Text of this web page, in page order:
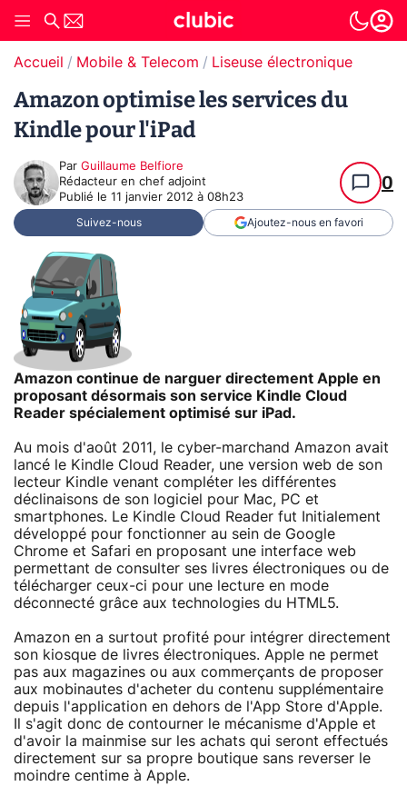
Accueil Mobile & Telecom Liseuse électronique
Amazon optimise les services du
Kindle pour l'iPad
Par Guillaume Belfiore
Rédacteur en chef adjoint
Publié le 11 janvier 2012 à 08h23
0
Suivez-nous Ajoutez-nous en favori
Amazon continue de narguer directement Apple en
proposant désormais son service Kindle Cloud
Reader spécialement optimisé sur iPad.
Au mois d'août 2011, le cyber-marchand Amazon avait
lancé le Kindle Cloud Reader, une version web de son
lecteur Kindle venant compléter les différentes
déclinaisons de son logiciel pour Mac, PC et
smartphones. Le Kindle Cloud Reader fut Initialement
développé pour fonctionner au sein de Google
Chrome et Safari en proposant une interface web
permettant de consulter ses livres électroniques ou de
télécharger ceux-ci pour une lecture en mode
déconnecté grâce aux technologies du HTML5.
Amazon en a surtout profité pour intégrer directement
son kiosque de livres électroniques. Apple ne permet
pas aux magazines ou aux commerçants de proposer
aux mobinautes d'acheter du contenu supplémentaire
depuis l'application en dehors de l'App Store d'Apple.
Il s'agit donc de contourner le mécanisme d'Apple et
d'avoir la mainmise sur les achats qui seront effectués
directement sur sa propre boutique sans reverser le
moindre centime à Apple.